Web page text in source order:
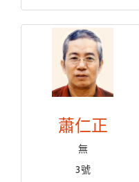
蕭仁正
無
3號